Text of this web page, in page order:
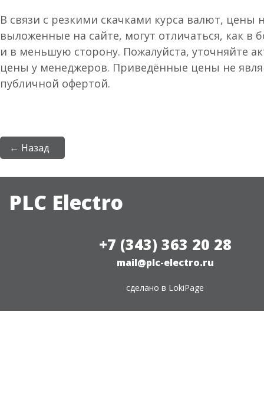
В связи с резкими скачками курса валют, цены
выложенные на сайте, могут отличаться, как в
и в меньшую сторону. Пожалуйста, уточняйте
цены у менеджеров. Приведённые цены не
публичной офертой.
← Назад
PLC Electro
+7 (343) 363 20 28
mail@plc-electro.ru
сделано в LokiPage